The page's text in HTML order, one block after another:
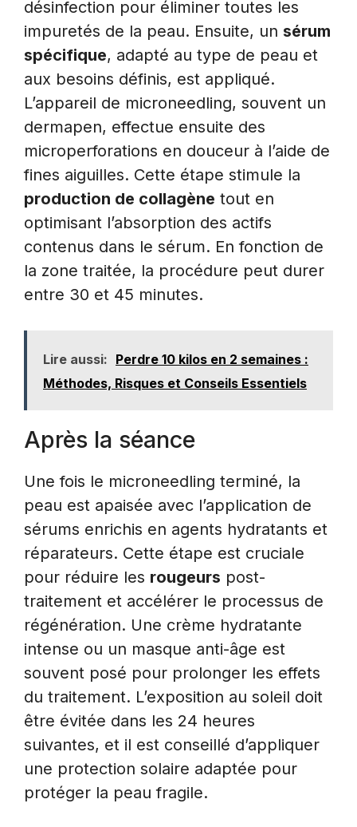
désinfection pour éliminer toutes les
impuretés de la peau. Ensuite, un sérum
spécifique, adapté au type de peau et
aux besoins définis, est appliqué.
L’appareil de microneedling, souvent un
dermapen, effectue ensuite des
microperforations en douceur à l’aide de
fines aiguilles. Cette étape stimule la
production de collagène tout en
optimisant l’absorption des actifs
contenus dans le sérum. En fonction de
la zone traitée, la procédure peut durer
entre 30 et 45 minutes.
Lire aussi: Perdre 10 kilos en 2 semaines :
Méthodes, Risques et Conseils Essentiels
Après la séance
Une fois le microneedling terminé, la
peau est apaisée avec l’application de
sérums enrichis en agents hydratants et
réparateurs. Cette étape est cruciale
pour réduire les rougeurs post-
traitement et accélérer le processus de
régénération. Une crème hydratante
intense ou un masque anti-âge est
souvent posé pour prolonger les effets
du traitement. L’exposition au soleil doit
être évitée dans les 24 heures
suivantes, et il est conseillé d’appliquer
une protection solaire adaptée pour
protéger la peau fragile.